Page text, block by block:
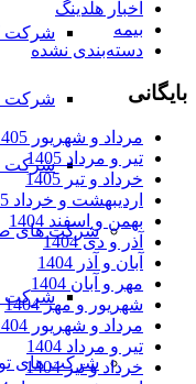
شرکت
شرکت
شرکت
شرکت های
شرکت
شرکت های
اخبار هلدینگ
بیمه
دسته‌بندی نشده
بایگانی
مرداد و شهریور 1405
تیر و مرداد 1405
خرداد و تیر 1405
اردیبهشت و خرداد 1405
بهمن و اسفند 1404
آذر و دی 1404
آبان و آذر 1404
مهر و آبان 1404
شهریور و مهر 1404
مرداد و شهریور 1404
تیر و مرداد 1404
خرداد و تیر 1404